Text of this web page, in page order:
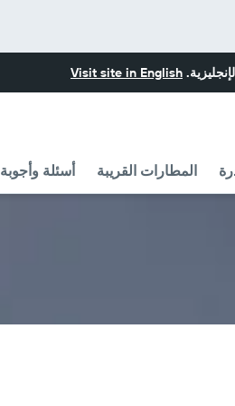
Visit site in English
المطارات القريبة أسئلة وأجوبة